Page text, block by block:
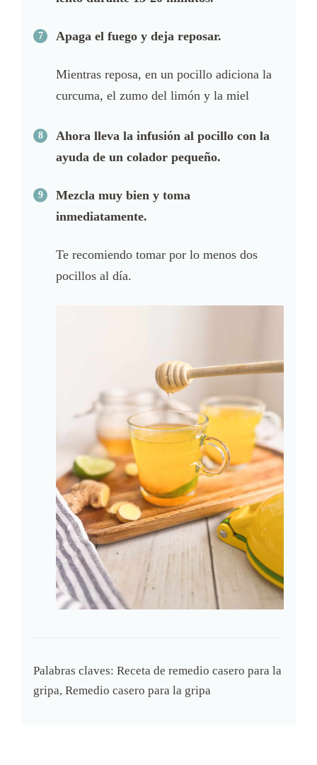
Apaga el fuego y deja reposar.
Mientras reposa, en un pocillo adiciona la
curcuma, el zumo del limón y la miel
Ahora lleva la infusión al pocillo con la
ayuda de un colador pequeño.
Mezcla muy bien y toma
inmediatamente.
Te recomiendo tomar por lo menos dos
pocillos al día.
Palabras claves: Receta de remedio casero para la
gripa, Remedio casero para la gripa